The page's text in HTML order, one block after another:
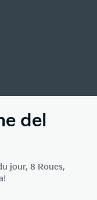
del
jour, 8 Roues,